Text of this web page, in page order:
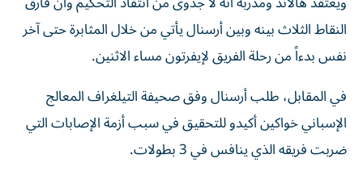
النقاط الثلاث بينه وبين أرسنال يأتي من خلال المثابرة حتى آخر
نفس بدءاً من رحلة الفريق لإيفرتون مساء الاثنين.
في المقابل، طلب أرسنال وفق صحيفة التيلغراف المعالج
الإسباني خواكين أكيدو للتحقيق في سبب أزمة الإصابات التي
ضربت فريقه الذي ينافس في 3 بطولات.